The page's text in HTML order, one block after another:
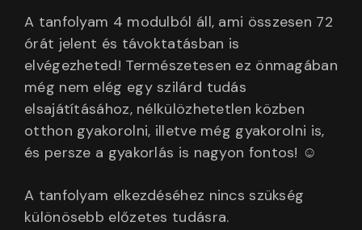
A tanfolyam 4 modulból áll, ami összesen 72
órát jelent és távoktatásban is
elvégezheted! Természetesen ez önmagában
még nem elég egy szilárd tudás
elsajátításához, nélkülözhetetlen közben
otthon gyakorolni, illetve még gyakorolni is,
és persze a gyakorlás is nagyon fontos! ☺
A tanfolyam elkezdéséhez nincs szükség
különösebb előzetes tudásra.